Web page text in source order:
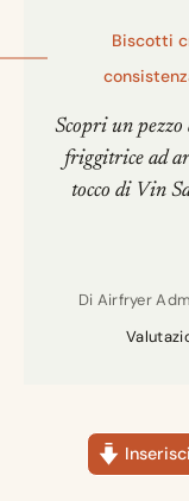
Biscotti
Scopri un
friggitrice ad
tocco di Vin
Di Airfryer